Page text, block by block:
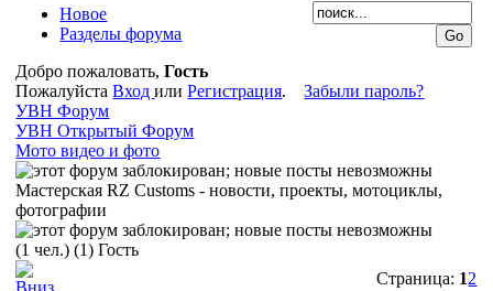
Новое
Разделы форума
Добро пожаловать,Гость
ПожалуйстаВходилиРегистрация.Забыли пароль?
УВН Форум
УВН Открытый Форум
Мото видео и фото
Мастерская RZ Customs - новости, проекты, мотоциклы,
фотографии
(1 чел.) (1) Гость
Страница: 12